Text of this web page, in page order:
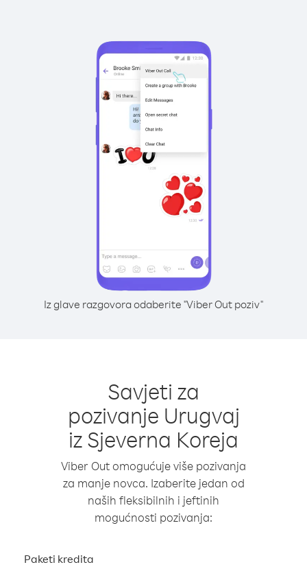
Iz glave razgovora odaberite "Viber Out poziv"
Savjeti za
pozivanje Urugvaj
iz Sjeverna Koreja
Viber Out omogućuje više pozivanja
za manje novca. Izaberite jedan od
naših fleksibilnih i jeftinih
mogućnosti pozivanja:
Paketi kredita